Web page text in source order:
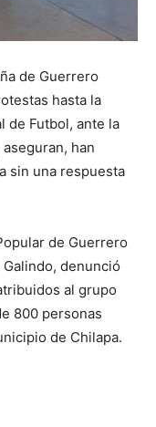
de Guerrero
hasta la
de Futbol, ante la
han
sin una respuesta
de Guerrero
Galindo, denunció
al grupo
800 personas
de Chilapa.